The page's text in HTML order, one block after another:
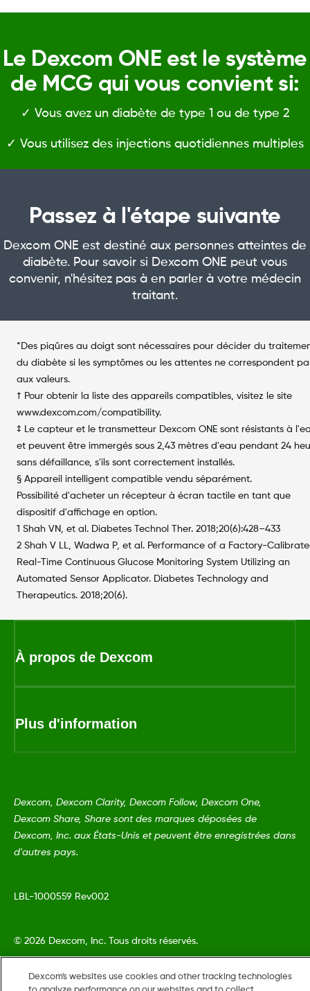
Le Dexcom ONE est le système
de MCG qui vous convient si:
✓ Vous avez un diabète de type 1 ou de type 2
✓ Vous utilisez des injections quotidiennes multiples
Passez à l'étape suivante
Dexcom ONE est destiné aux personnes atteintes de
diabète. Pour savoir si Dexcom ONE peut vous
convenir, n'hésitez pas à en parler à votre médecin
traitant.
*Des piqûres au doigt sont nécessaires pour décider du
du diabète si les symptômes ou les attentes ne correspondent
aux valeurs.
† Pour obtenir la liste des appareils compatibles, visitez le site
www.dexcom.com/compatibility.
‡ Le capteur et le transmetteur Dexcom ONE sont résistants à
et peuvent être immergés sous 2,43 mètres d'eau pendant 24
sans défaillance, s'ils sont correctement installés.
§ Appareil intelligent compatible vendu séparément.
Possibilité d'acheter un récepteur à écran tactile en tant que
dispositif d'affichage en option.
1 Shah VN, et al. Diabetes Technol Ther. 2018;20(6):428–433
2 Shah V LL, Wadwa P, et al. Performance of a Factory-
Real-Time Continuous Glucose Monitoring System Utilizing an
Automated Sensor Applicator. Diabetes Technology and
Therapeutics. 2018;20(6).
À propos de Dexcom
Plus d'information
Dexcom, Dexcom Clarity, Dexcom Follow, Dexcom One,
Dexcom Share, Share sont des marques déposées de
Dexcom, Inc. aux États-Unis et peuvent être enregistrées dans
d'autres pays.
LBL-1000559 Rev002
© 2026 Dexcom, Inc. Tous droits réservés.
Dexcom's websites use cookies and other tracking technologies